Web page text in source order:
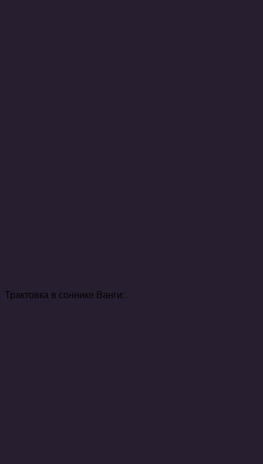
Трактовка в соннике Ванги: